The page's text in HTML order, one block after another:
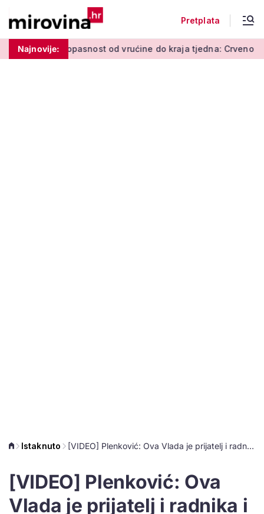
Pretplata
Najnovije:
od vrućine do kraja tjedna: Crveno upozorenje vlada
Istaknuto [VIDEO] Plenković: Ova Vlada je prijatelj i radnika i umirovljenika
[VIDEO] Plenković: Ova
Vlada je prijatelj i radnika i